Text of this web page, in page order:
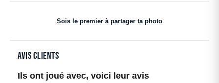
Sois le premier à partager ta photo
Avis clients
Ils ont joué avec, voici leur avis